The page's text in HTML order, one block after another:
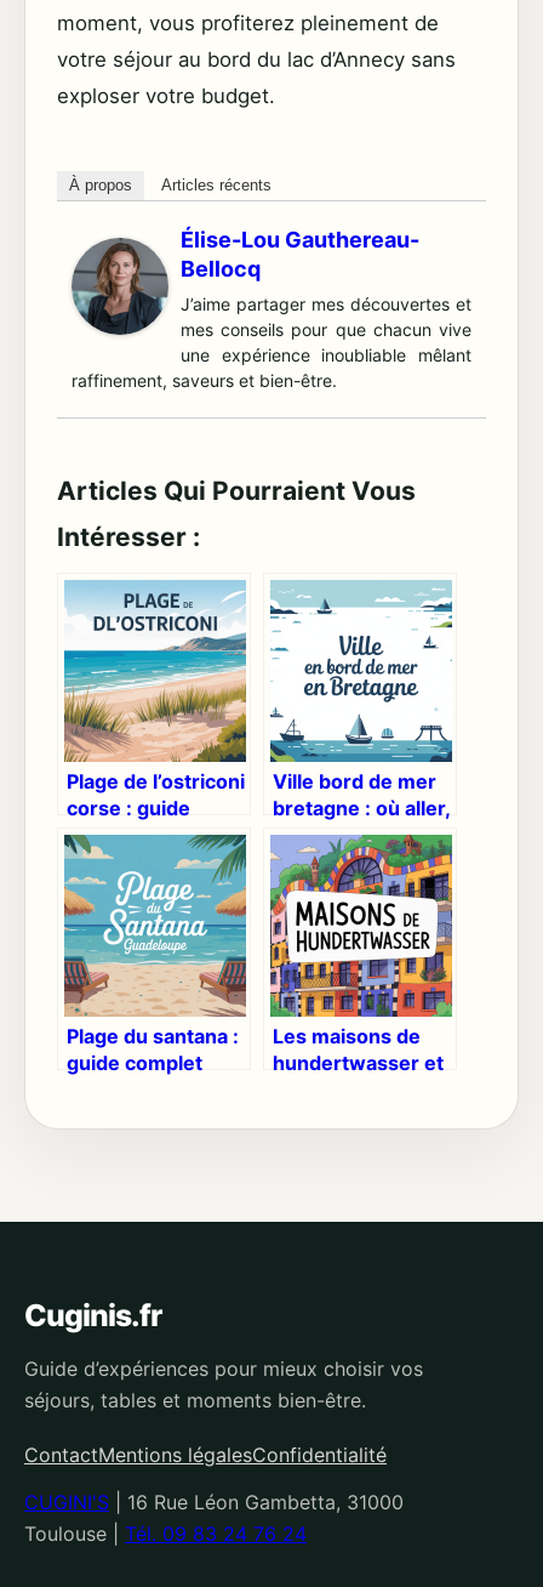
moment, vous profiterez pleinement de
votre séjour au bord du lac d’Annecy sans
exploser votre budget.
À propos Articles récents
Élise-Lou Gauthereau-
Bellocq
J’aime partager mes découvertes et
mes conseils pour que chacun vive
une expérience inoubliable mêlant
raffinement, saveurs et bien-être.
Articles Qui Pourraient Vous
Intéresser :
Plage de l’ostriconi
corse : guide
complet pour en
profiter sans
fausse note
Ville bord de mer
bretagne : où aller,
que choisir ?
Plage du santana :
guide complet
Les maisons de
hundertwasser et
Cuginis.fr
Guide d’expériences pour mieux choisir vos
séjours, tables et moments bien-être.
ContactMentions légalesConfidentialité
CUGINI'S
16 Rue Léon Gambetta, 31000
Toulouse
Tél. 09 83 24 76 24